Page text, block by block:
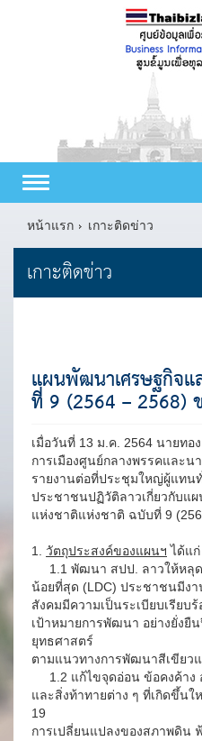
Toggle
navigation
หน้าแรก
เกาะติดข่าว
เกาะติดข่าว
แผนพัฒนาเศรษฐกิจ
ที่ 9 (2564 – 2568)
เมื่อวันที่ 13 ม.ค. 2564 นายทอ
การเมืองศูนย์กลางพรรคและน
รายงานต่อที่ประชุมใหญ่ผู้แทน
ประชาชนปฏิวัติลาวเกี่ยวกับแ
แห่งชาติแห่งชาติ ฉบับที่ 9
1. วัตถุประสงค์ของแผนฯ ได้แก่
1.1 พัฒนา สปป. ลาวให้หลุ
น้อยที่สุด (LDC) ประชาชนมีง
สังคมมีความเป็นระเบียบเรียบ
เป้าหมายการพัฒนา อย่างยั่งยื
ยุทธศาสตร์
ตามแนวทางการพัฒนาสีเขียว
1.2 แก้ไขจุดอ่อน ข้อคงค้าง
และสิ่งท้าทายต่าง ๆ ที่เกิดขึ้น
19
การเปลี่ยนแปลงของสภาพดิน